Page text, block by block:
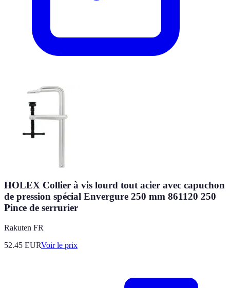
HOLEX Collier à vis lourd tout acier avec capuchon
de pression spécial Envergure 250 mm 861120 250
Pince de serrurier
Rakuten FR
52.45 EURVoir le prix